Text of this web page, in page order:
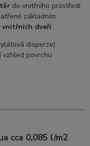
do vnitřního prostředí
základním
vnitřních dveří.
disperze)
vzhled povrchu